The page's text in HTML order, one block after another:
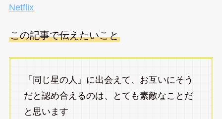
Netflix
この記事で伝えたいこと
「同じ星の人」に出会えて、お互いにそう
だと認め合えるのは、とても素敵なことだ
と思います